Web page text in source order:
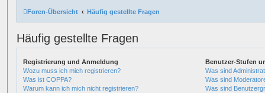
Foren-Übersicht Häufig gestellte Fragen
Häufig gestellte Fragen
Registrierung und Anmeldung
Wozu muss ich mich registrieren?
Was ist COPPA?
Warum kann ich mich nicht registrieren?
Benutzer-Stufen
Was sind
Was sind
Was sind